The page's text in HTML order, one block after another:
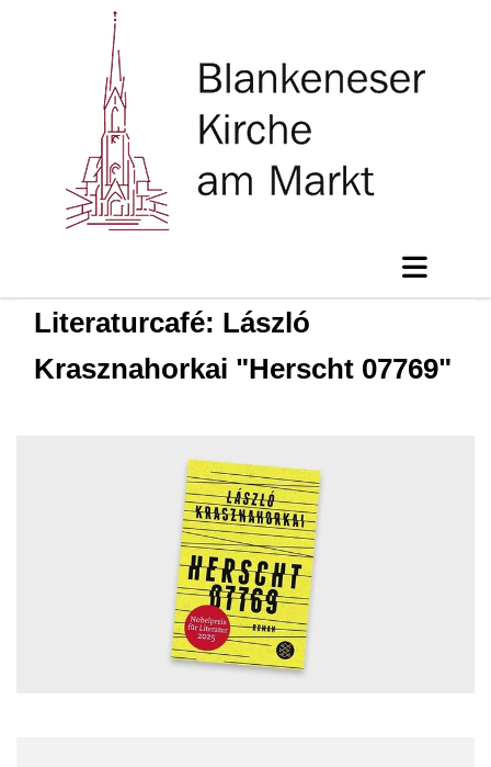
Literaturcafé: László
Krasznahorkai "Herscht 07769"